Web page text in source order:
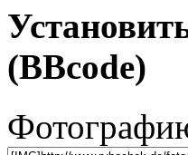
(BBcode)